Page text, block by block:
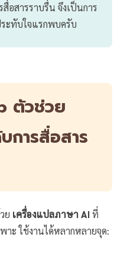
อสารราบรื่น จึงเป็นการ
ะทับใจแรกพบครับ
ตัวช่วย
การสื่อสาร
ย เครื่องแปลภาษา AIที่
าะ ใช้งานได้หลากหลายจุด: